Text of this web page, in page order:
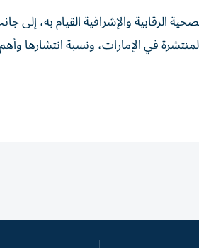
الرقابية والإشرافية القيام به، إلى
في الإمارات، ونسبة انتشارها